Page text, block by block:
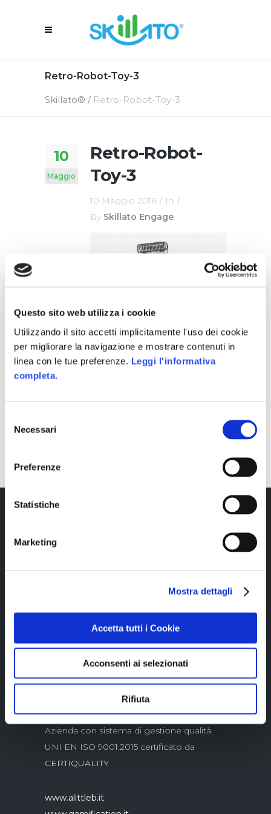
Questo sito web utilizza i cookie
Utilizzando il sito accetti implicitamente l'uso dei cookie
per migliorare la navigazione e mostrare contenuti in
linea con le tue preferenze. Leggi l'informativa
completa.
delNecessari
Preferenze
Statistiche
Marketing
Mostra dettagli
Accetta tutti i Cookie
Acconsenti ai selezionati
Rifiuta
Retro-Robot-Toy-3
Skillato® / Retro-Robot-Toy-3
10
Maggio
Retro-Robot-
Toy-3
10 Maggio 2016
In
By Skillato Engage
Copyright © 2023 Alittleb.it SRL.- P.IVA
05894340966
Azienda con sistema di gestione qualità
UNI EN ISO 9001:2015 certificato da
CERTIQUALITY
www.alittleb.it